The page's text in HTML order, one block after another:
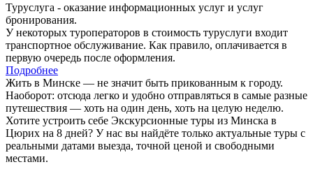
Туруслуга - оказание информационных услуг и услуг
бронирования.
У некоторых туроператоров в стоимость туруслуги входит
транспортное обслуживание. Как правило, оплачивается в
первую очередь после оформления.
Подробнее
Жить в Минске — не значит быть прикованным к городу.
Наоборот: отсюда легко и удобно отправляться в самые разные
путешествия — хоть на один день, хоть на целую неделю.
Хотите устроить себе Экскурсионные туры из Минска в
Цюрих на 8 дней? У нас вы найдёте только актуальные туры с
реальными датами выезда, точной ценой и свободными
местами.